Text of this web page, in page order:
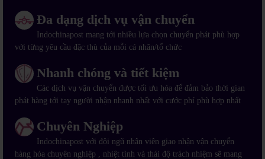
Đa dạng dịch vụ vận chuyển
Indochinapost mang tới nhiều lựa chọn chuyển phát phù hợp
với từng yêu cầu đặc thù của mỗi cá nhân/tổ chức
Nhanh chóng và tiết kiệm
Các dịch vụ vận chuyển được tối ưu hóa để đảm bảo thời gian
phát hàng tới tay người nhận nhanh nhất với cước phí phù hợp nhất
Chuyên Nghiệp
Indochinapost với đội ngũ nhân viên giao nhận vận chuyển
hàng hóa chuyên nghiệp , nhiệt tình và thái độ trách nhiệm sẽ mang